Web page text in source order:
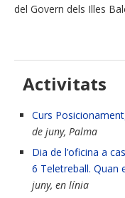
del Govern dels Illes
Activitats
Curs
de juny, Palma
Dia de l’oficina a
6 Teletreball. Quan
juny, en línia